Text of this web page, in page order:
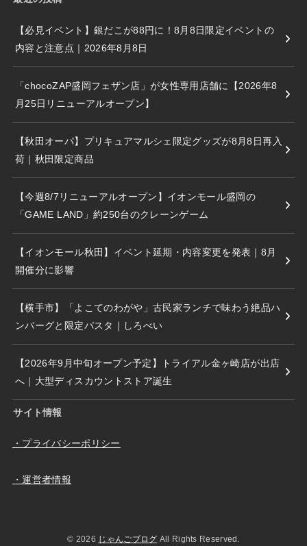
【必見イベント】銀だこが88円に！8月8日限定イベントの
内容と注意点｜2026年8月8日
「chocoZAP盛岡フェザン店」が女性専用店舗に【2026年8
月25日リニューアルオープン】
【秋田オーパ】プリキュアマルシェ限定グッズが8月8日再入
荷｜秋田限定商品
【今週8/7リニューアルオープン】イオンモール盛岡の
「GAME LAND」約250台のクレーンゲーム
【イオンモール秋田】イベント延期・内容変更を発表｜8月
開催分に影響
【横手市】「よこてのわがや」古民家ランチで味わう絶品ハ
ンバーグと限定パスタ｜しろべい
【2026年9月中旬オープン予定】トライアル金ヶ崎店が出店
へ｜大型ディスカウントストア誕生
サイト情報
・プライバシーポリシー
・運営者情報
© 2026 じゃんごブログ All Rights Reserved.